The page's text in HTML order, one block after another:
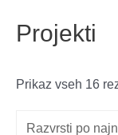
Projekti
Prikaz vseh 16